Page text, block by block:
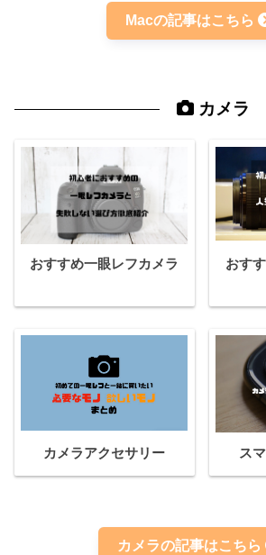
Macの記事はこちら
カメラ
おすすめ一眼レフカメラ
おす
カメラアクセサリー ス
カメラの記事はこちら